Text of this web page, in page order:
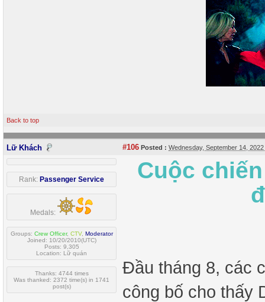
Back to top
Lữ Khách #106 Posted : Wednesday, September 14,
Rank: Passenger Service
Medals:
Groups: Crew Officer, CTV, Moderator
Joined: 10/20/2010(UTC)
Posts: 9,305
Location: Lữ quán
Thanks: 4744 times
Was thanked: 2372 time(s) in 1741
post(s)
Cuộc
Đầu tháng 8, các
công bố cho thấy